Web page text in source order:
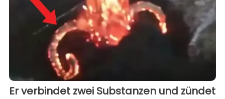
Er verbindet zwei Substanzen und zündet